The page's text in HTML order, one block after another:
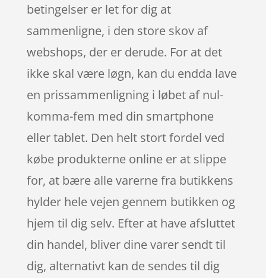
betingelser er let for dig at
sammenligne, i den store skov af
webshops, der er derude. For at det
ikke skal være løgn, kan du endda lave
en prissammenligning i løbet af nul-
komma-fem med din smartphone
eller tablet. Den helt stort fordel ved
købe produkterne online er at slippe
for, at bære alle varerne fra butikkens
hylder hele vejen gennem butikken og
hjem til dig selv. Efter at have afsluttet
din handel, bliver dine varer sendt til
dig, alternativt kan de sendes til dig